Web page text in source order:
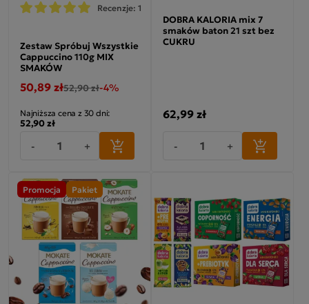
Recenzje: 1
Zestaw Spróbuj Wszystkie
Cappuccino 110g MIX
SMAKÓW
50,89 zł52,90 zł-4%
Najniższa cena z 30 dni:
52,90 zł
- +
DOBRA KALORIA mix 7
smaków baton 21 szt bez
CUKRU
62,99 zł
- +
Promocja Pakiet